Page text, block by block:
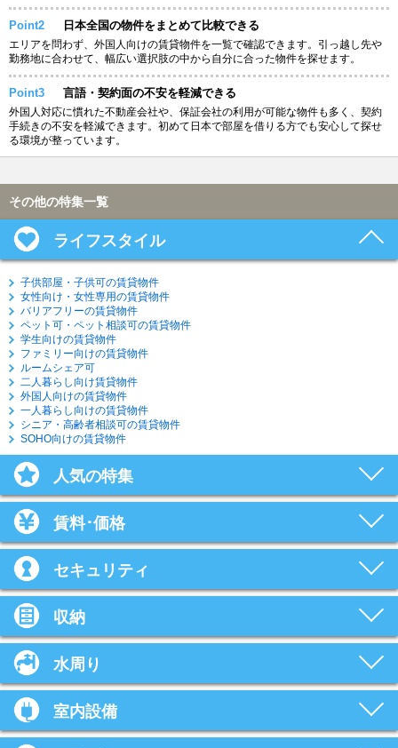
Point2 日本全国の物件をまとめて比較できる
エリアを問わず、外国人向けの賃貸物件を一覧で確認できます。引っ越し先や
勤務地に合わせて、幅広い選択肢の中から自分に合った物件を探せます。
Point3 言語・契約面の不安を軽減できる
外国人対応に慣れた不動産会社や、保証会社の利用が可能な物件も多く、契約
手続きの不安を軽減できます。初めて日本で部屋を借りる方でも安心して探せ
る環境が整っています。
その他の特集一覧
ライフスタイル
子供部屋・子供可の賃貸物件
女性向け・女性専用の賃貸物件
バリアフリーの賃貸物件
ペット可・ペット相談可の賃貸物件
学生向けの賃貸物件
ファミリー向けの賃貸物件
ルームシェア可
二人暮らし向け賃貸物件
外国人向けの賃貸物件
一人暮らし向けの賃貸物件
シニア・高齢者相談可の賃貸物件
SOHO向けの賃貸物件
人気の特集
賃料･価格
セキュリティ
収納
水周り
室内設備